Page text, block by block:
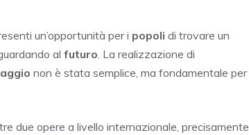
un’opportunità per i popoli di trovare un
al futuro. La realizzazione di
non è stata semplice, ma fondamentale per
due opere a livello internazionale, precisamente